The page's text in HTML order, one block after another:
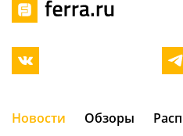
Новости Обзоры